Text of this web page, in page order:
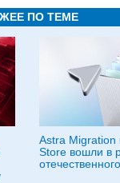
ПО ТЕМЕ
Astra Migration
Store вошли в